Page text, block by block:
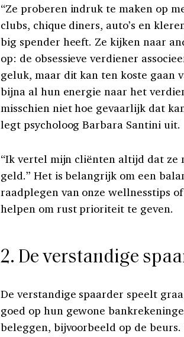
“Ze proberen indruk te maken op
clubs, chique diners, auto’s en
big spender heeft. Ze kijken naar
op: de obsessieve verdiener
geluk, maar dit kan ten koste gaan
bijna al hun energie naar het
misschien niet hoe gevaarlijk dat
legt psycholoog Barbara Santini uit.
“Ik vertel mijn cliënten altijd dat ze
geld.” Het is belangrijk om een
raadplegen van onze wellnesstips
helpen om rust prioriteit te geven.
2. De verstandige
De verstandige spaarder speelt
goed op hun gewone
beleggen, bijvoorbeeld op de